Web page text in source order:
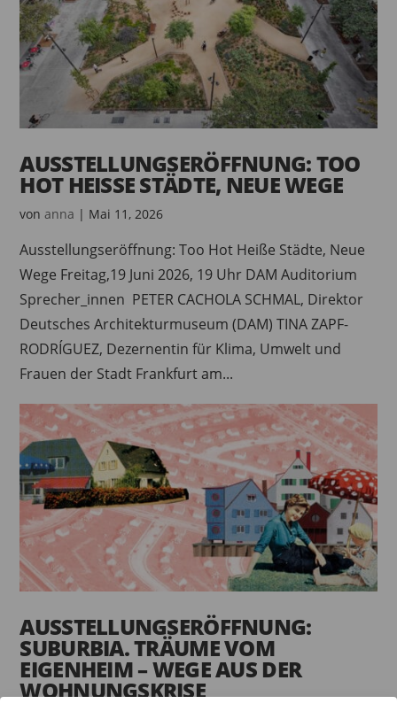
AUSSTELLUNGSERÖFFNUNG: TOO
HOT HEISSE STÄDTE, NEUE WEGE
vonanna | Mai 11, 2026
Ausstellungseröffnung: Too Hot Heiße Städte, Neue
Wege Freitag,19 Juni 2026, 19 Uhr DAM Auditorium
Sprecher_innen PETER CACHOLA SCHMAL, Direktor
Deutsches Architekturmuseum (DAM) TINA ZAPF-
RODRÍGUEZ, Dezernentin für Klima, Umwelt und
Frauen der Stadt Frankfurt am...
AUSSTELLUNGSERÖFFNUNG:
SUBURBIA. TRÄUME VOM
EIGENHEIM – WEGE AUS DER
WOHNUNGSKRISE